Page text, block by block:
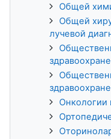
Общей
Общей
лучевой
Онкологии